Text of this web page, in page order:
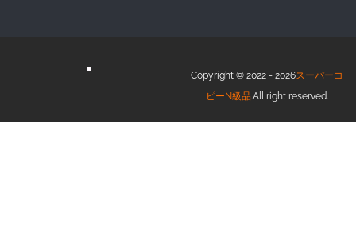
Copyright © 2022 - 2026スーパーコ
ピーN級品 .All right reserved.